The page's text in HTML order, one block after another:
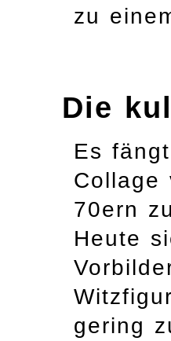
zu
Die
Es
Collage
70ern
Heute
gering